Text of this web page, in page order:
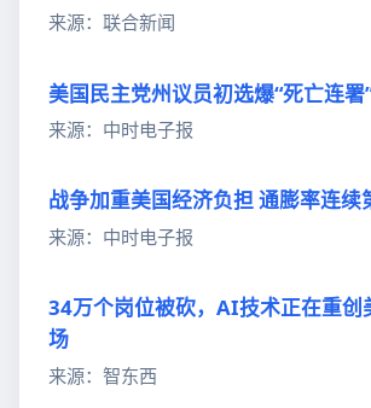
来源：联合新闻
美国民主党州议员初选爆“死亡连
来源：中时电子报
战争加重美国经济负担 通膨率连续
来源：中时电子报
34万个岗位被砍，AI技术正在重创
场
来源：智东西